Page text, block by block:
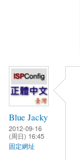
Blue Jacky
2012-09-16
(周日) 16:45
固定網址